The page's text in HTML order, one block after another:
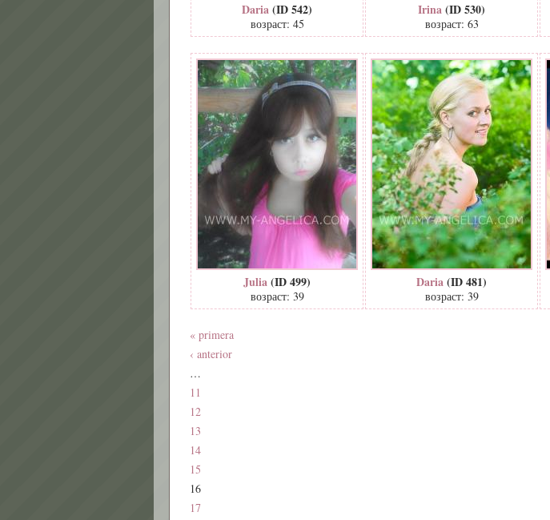
Daria(ID 542)
возраст: 45
Irina(ID 530)
возраст: 63
Julia(ID 499)
возраст: 39
Daria(ID 481)
возраст: 39
« primera
‹ anterior
…
11
12
13
14
15
16
17